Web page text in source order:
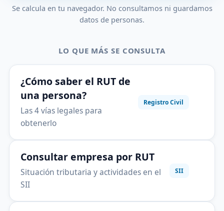
Se calcula en tu navegador. No consultamos ni guardamos
datos de personas.
LO QUE MÁS SE CONSULTA
¿Cómo saber el RUT de
una persona?
Las 4 vías legales para
obtenerlo
Registro Civil
Consultar empresa por RUT
Situación tributaria y actividades en el
SII
SII